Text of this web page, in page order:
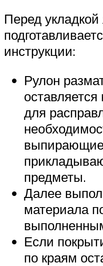
Перед
инструкции:
Рулон
для
предметы.
Далее
материала
Если
по краям